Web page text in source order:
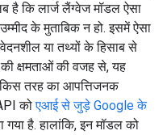
है कि लार्ज लैंग्वेज मॉडल ऐसा
के मुताबिक न हो. इसमें ऐसा
या तथ्यों के हिसाब से
क्षमताओं की वजह से, यह
किस तरह का आपत्तिजनक
कोएआई से जुड़े Google के
है. हालांकि, इन मॉडल को